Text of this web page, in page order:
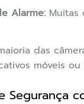
Alarme: Muitas
das
móveis
Segurança